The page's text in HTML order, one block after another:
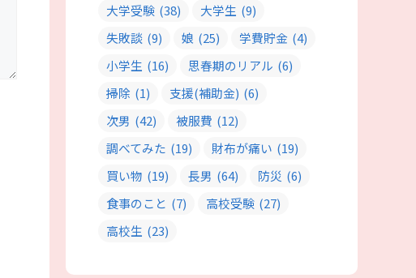
大学受験 (38) 大学生 (9)
失敗談 (9) 娘 (25) 学費貯金 (4)
小学生 (16) 思春期のリアル (6)
掃除 (1) 支援(補助金) (6)
次男 (42) 被服費 (12)
調べてみた (19) 財布が痛い (19)
買い物 (19) 長男 (64) 防災 (6)
食事のこと (7) 高校受験 (27)
高校生 (23)